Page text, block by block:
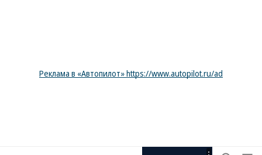
Реклама в «Автопилот» https://www.autopilot.ru/ad